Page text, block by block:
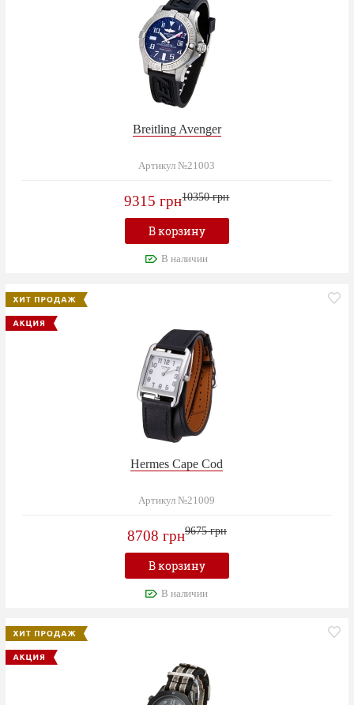
Breitling Avenger
Артикул №21003
9315 грн10350 грн
В корзину
В наличии
Hermes Cape Cod
Артикул №21009
8708 грн9675 грн
В корзину
В наличии